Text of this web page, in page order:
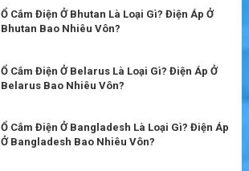
Ổ Cắm Điện Ở Bhutan Là Loại Gì? Điện Áp Ở
Bhutan Bao Nhiêu Vôn?
Ổ Cắm Điện Ở Belarus Là Loại Gì? Điện Áp Ở
Belarus Bao Nhiêu Vôn?
Ổ Cắm Điện Ở Bangladesh Là Loại Gì? Điện Áp
Ở Bangladesh Bao Nhiêu Vôn?